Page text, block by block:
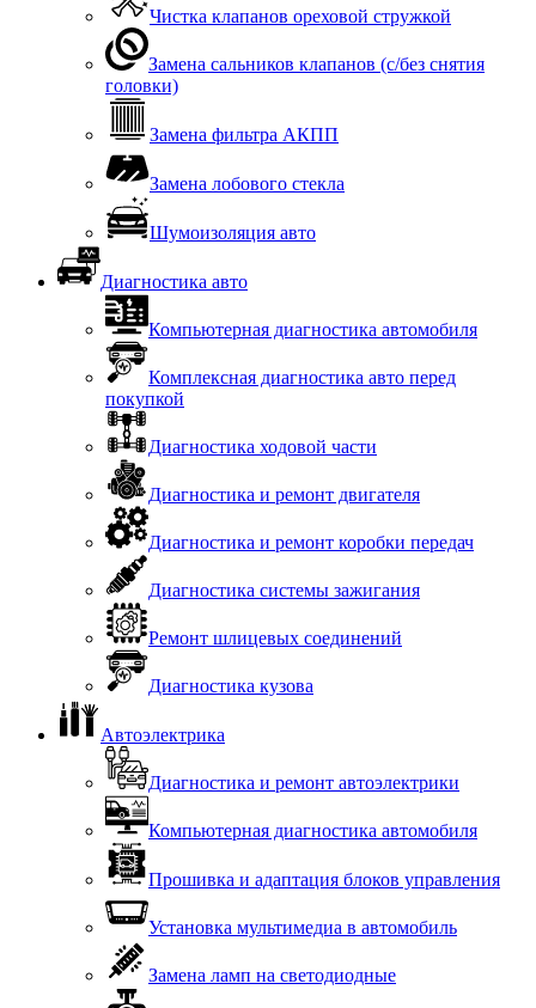
Чистка клапанов ореховой стружкой
Замена сальников клапанов (с/без снятия
головки)
Замена фильтра АКПП
Замена лобового стекла
Шумоизоляция авто
Диагностика авто
Компьютерная диагностика автомобиля
Комплексная диагностика авто перед
покупкой
Диагностика ходовой части
Диагностика и ремонт двигателя
Диагностика и ремонт коробки передач
Диагностика системы зажигания
Ремонт шлицевых соединений
Диагностика кузова
Автоэлектрика
Диагностика и ремонт автоэлектрики
Компьютерная диагностика автомобиля
Прошивка и адаптация блоков управления
Установка мультимедиа в автомобиль
Замена ламп на светодиодные